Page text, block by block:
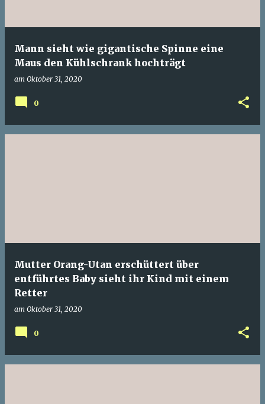
Mann sieht wie gigantische Spinne eine
Maus den Kühlschrank hochträgt
am Oktober 31, 2020
0
Mutter Orang-Utan erschüttert über
entführtes Baby sieht ihr Kind mit einem
Retter
am Oktober 31, 2020
0